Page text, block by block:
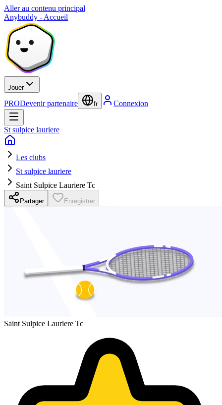
Aller au contenu principal
Anybuddy - Accueil
Jouer
PRODevenir partenaire fr Connexion
St sulpice lauriere
Les clubs
St sulpice lauriere
Saint Sulpice Lauriere Tc
Partager Enregistrer
Saint Sulpice Lauriere Tc